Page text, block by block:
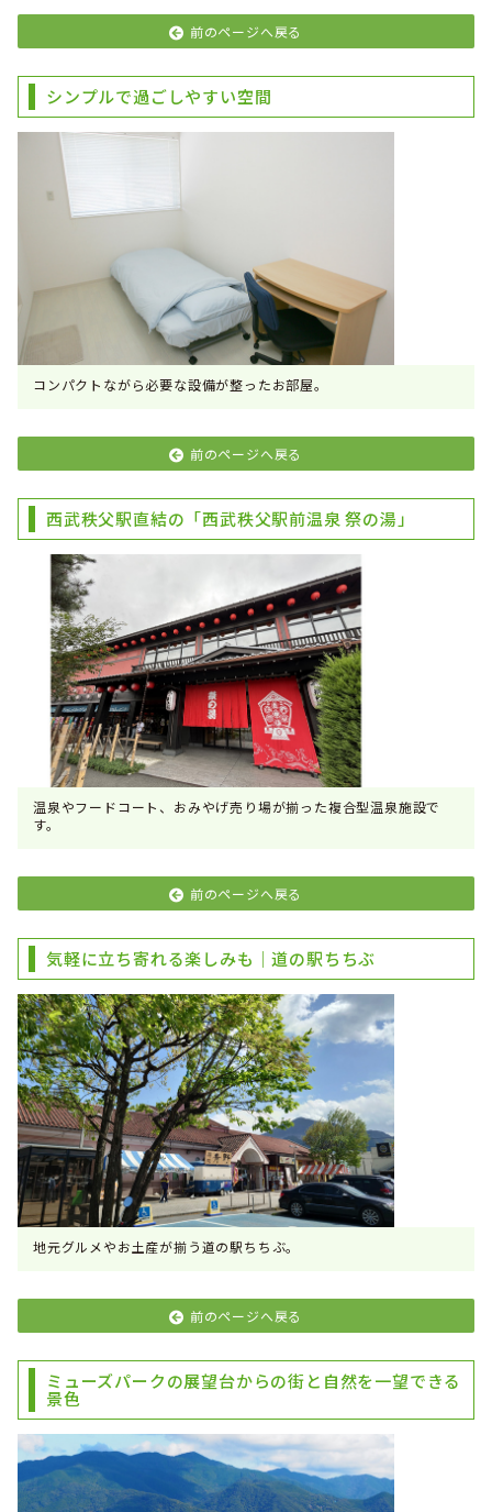
前のページへ戻る
シンプルで過ごしやすい空間
コンパクトながら必要な設備が整ったお部屋。
前のページへ戻る
西武秩父駅直結の「西武秩父駅前温泉 祭の湯」
温泉やフードコート、おみやげ売り場が揃った複合型温泉施設で
す。
前のページへ戻る
気軽に立ち寄れる楽しみも｜道の駅ちちぶ
地元グルメやお土産が揃う道の駅ちちぶ。
前のページへ戻る
ミューズパークの展望台からの街と自然を一望できる
景色